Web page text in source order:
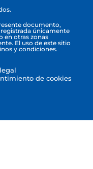
documento,
únicamente
en otras zonas
El uso de este sitio
y condiciones.
de cookies